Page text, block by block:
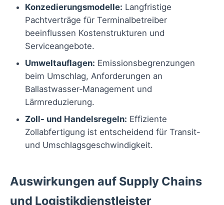
Konzedierungsmodelle: Langfristige
Pachtverträge für Terminalbetreiber
beeinflussen Kostenstrukturen und
Serviceangebote.
Umweltauflagen: Emissionsbegrenzungen
beim Umschlag, Anforderungen an
Ballastwasser‑Management und
Lärmreduzierung.
Zoll- und Handelsregeln: Effiziente
Zollabfertigung ist entscheidend für Transit-
und Umschlagsgeschwindigkeit.
Auswirkungen auf Supply Chains
und Logistikdienstleister